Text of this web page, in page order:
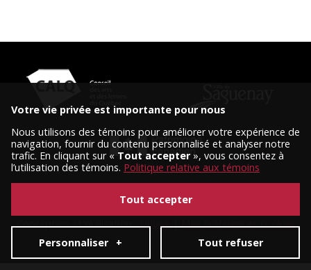
© 2026 Tous droits réservés, Diffusion Saguenay.
Conception et réalisation :Nubee|Mes préférences cookies
Votre vie privée est importante pour nous
Nous utilisons des témoins pour améliorer votre expérience de
navigation, fournir du contenu personnalisé et analyser notre
trafic. En cliquant sur « Tout accepter», vous consentez à
l’utilisation des témoins. Politique relative aux témoins
Personnaliser + Tout refuser
Tout accepter